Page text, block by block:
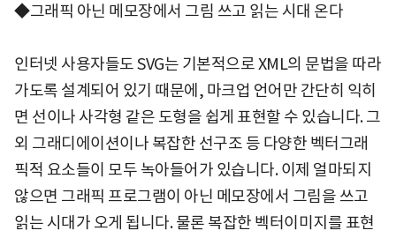
◆그래픽 아닌 메모장에서 그림 쓰고 읽는 시대 온다
인터넷 사용자들도 SVG는 기본적으로 XML의 문법을 따라
가도록 설계되어 있기 때문에, 마크업 언어만 간단히 익히
면 선이나 사각형 같은 도형을 쉽게 표현할 수 있습니다. 그
외 그래디에이션이나 복잡한 선구조 등 다양한 벡터그래
픽적 요소들이 모두 녹아들어가 있습니다. 이제 얼마되지
않으면 그래픽 프로그램이 아닌 메모장에서 그림을 쓰고
읽는 시대가 오게 됩니다. 물론 복잡한 벡터이미지를 표현